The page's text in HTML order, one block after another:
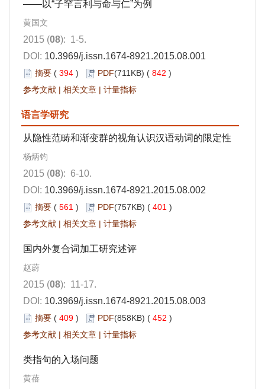
——以“子罕言利与命与仁”为例
黄国文
2015 (08): 1-5.
DOI: 10.3969/j.issn.1674-8921.2015.08.001
摘要 ( 394 ) PDF(711KB) ( 842 )
参考文献 | 相关文章 | 计量指标
语言学研究
从隐性范畴和渐变群的视角认识汉语动词的限定性
杨炳钧
2015 (08): 6-10.
DOI: 10.3969/j.issn.1674-8921.2015.08.002
摘要 ( 561 ) PDF(757KB) ( 401 )
参考文献 | 相关文章 | 计量指标
国内外复合词加工研究述评
赵蔚
2015 (08): 11-17.
DOI: 10.3969/j.issn.1674-8921.2015.08.003
摘要 ( 409 ) PDF(858KB) ( 452 )
参考文献 | 相关文章 | 计量指标
类指句的入场问题
黄蓓